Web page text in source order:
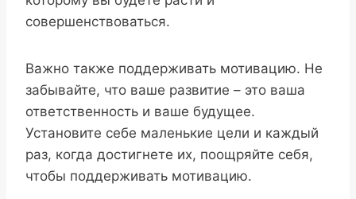
совершенствоваться.
Важно также поддерживать мотивацию. Не
забывайте, что ваше развитие – это ваша
ответственность и ваше будущее.
Установите себе маленькие цели и каждый
раз, когда достигнете их, поощряйте себя,
чтобы поддерживать мотивацию.